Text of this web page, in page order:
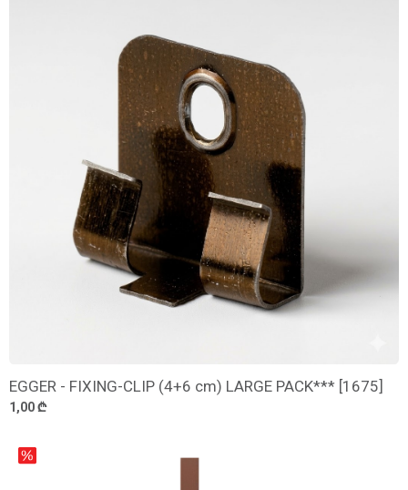
დამატება
EGGER - FIXING-CLIP (4+6 cm) LARGE PACK*** [1675]
1,00 ₾